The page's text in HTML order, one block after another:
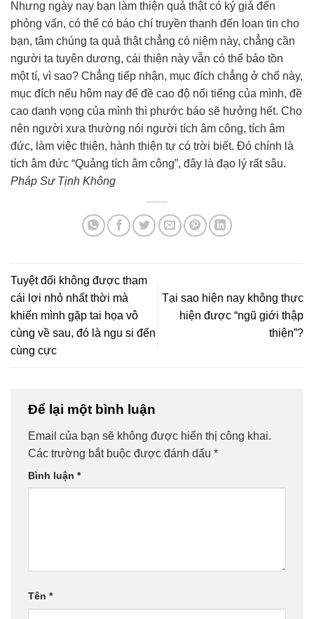
Nhưng ngày nay bạn làm thiện quả thật có ký giả đến
phỏng vấn, có thể có báo chí truyền thanh đến loan tin cho
bạn, tâm chúng ta quả thật chẳng có niệm này, chẳng cần
người ta tuyên dương, cái thiện này vẫn có thể bảo tồn
một tí, vì sao? Chẳng tiếp nhận, mục đích chẳng ở chổ này,
mục đích nếu hôm nay để đề cao độ nổi tiếng của mình, đề
cao danh vọng của mình thì phước báo sẽ hưởng hết. Cho
nên người xưa thường nói người tích âm công, tích âm
đức, làm việc thiện, hành thiện tự có trời biết. Đó chính là
tích âm đức “Quảng tích âm công”, đây là đạo lý rất sâu.
Pháp Sư Tịnh Không
Tuyệt đối không được tham
cái lợi nhỏ nhất thời mà
khiến mình gặp tai họa vô
cùng về sau, đó là ngu si đến
cùng cực
Tại sao hiện nay không thực
hiện được “ngũ giới thập
thiện”?
Để lại một bình luận
Email của bạn sẽ không được hiển thị công khai.
Các trường bắt buộc được đánh dấu *
Bình luận *
Tên *